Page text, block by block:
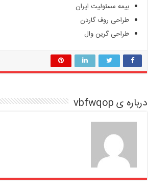
بیمه مسئولیت ایران
طراحی روف گاردن
طراحی گرین وال
درباره ی vbfwqop